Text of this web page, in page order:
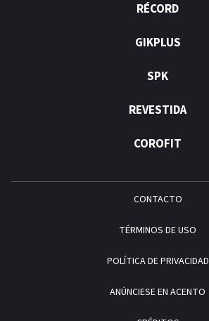
RÉCORD
GIKPLUS
SPK
REVESTIDA
COROFIT
CONTACTO
TÉRMINOS DE USO
POLÍTICA DE PRIVACIDAD
ANÚNCIESE EN ACENTO